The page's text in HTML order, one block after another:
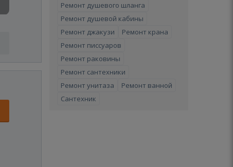
Ремонт душевого шланга
Ремонт душевой кабины
Ремонт джакузи
Ремонт крана
Ремонт писсуаров
Ремонт раковины
Ремонт сантехники
Ремонт унитаза
Ремонт ванной
Сантехник